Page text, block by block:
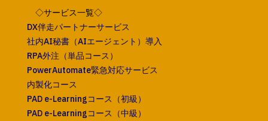
◇サービス一覧◇
DX伴走パートナーサービス
社内AI秘書（AIエージェント）導入
RPA外注（単品コース）
PowerAutomate緊急対応サービス
内製化コース
PAD e-Learningコース（初級）
PAD e-Learningコース（中級）